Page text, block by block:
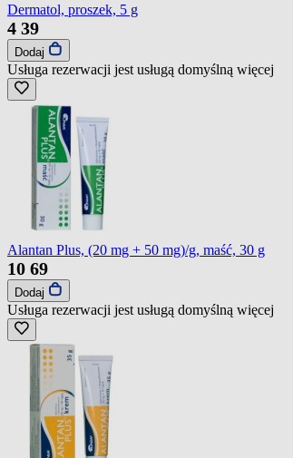
Dermatol, proszek, 5 g
4 39
Dodaj
Usługa rezerwacji jest usługą domyślną więcej
Alantan Plus, (20 mg + 50 mg)/g, maść, 30 g
10 69
Dodaj
Usługa rezerwacji jest usługą domyślną więcej